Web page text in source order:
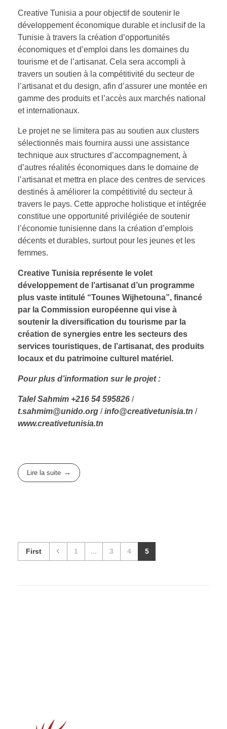
Creative Tunisia a pour objectif de soutenir le
développement économique durable et inclusif de la
Tunisie à travers la création d’opportunités
économiques et d’emploi dans les domaines du
tourisme et de l’artisanat. Cela sera accompli à
travers un soutien à la compétitivité du secteur de
l’artisanat et du design, afin d’assurer une montée en
gamme des produits et l’accès aux marchés national
et internationaux.
Le projet ne se limitera pas au soutien aux clusters
sélectionnés mais fournira aussi une assistance
technique aux structures d’accompagnement, à
d’autres réalités économiques dans le domaine de
l’artisanat et mettra en place des centres de services
destinés à améliorer la compétitivité du secteur à
travers le pays. Cette approche holistique et intégrée
constitue une opportunité privilégiée de soutenir
l’économie tunisienne dans la création d’emplois
décents et durables, surtout pour les jeunes et les
femmes.
Creative Tunisia représente le volet
développement de l’artisanat d’un programme
plus vaste intitulé “Tounes Wijhetouna”, financé
par la Commission européenne qui vise à
soutenir la diversification du tourisme par la
création de synergies entre les secteurs des
services touristiques, de l’artisanat, des produits
locaux et du patrimoine culturel matériel.
Pour plus d’information sur le projet :
Talel Sahmim +216 54 595826 /
t.sahmim@unido.org /info@creativetunisia.tn /
www.creativetunisia.tn
Lire la suite
First 1 ... 3 4 5